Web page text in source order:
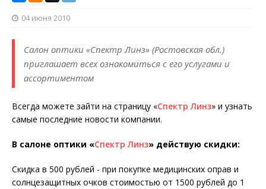
04 июня 2010
Салон оптики «Спектр Линз» (Ростовская обл.)
приглашает всех ознакомиться с его услугами и
ассортиментом
Всегда можете зайти на страницу «Спектр Линз» и узнать
самые последние новости компании.
В салоне оптики «Спектр Линз» действую скидки:
Скидка в 500 рублей - при покупке медицинских оправ и
солнцезащитных очков стоимостью от 1500 рублей до 1